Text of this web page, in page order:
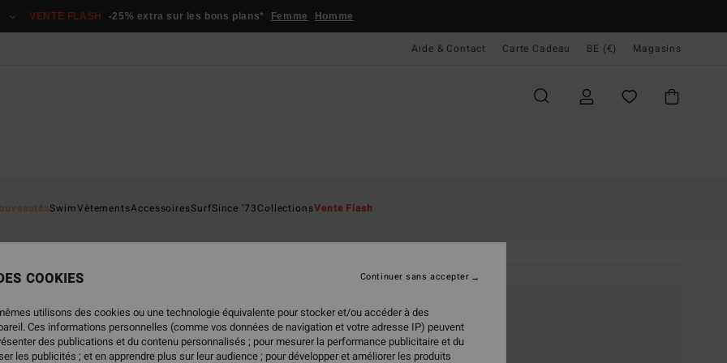
VENTE FLASH -25% extra sur les bons plans* Femme Homme
Aide & Contact Carte Cadeau BE (€) Magasins
SwimVêtementsAccessoiresSurfSince '73CollectionsVente Flash
seront bientôt de retour
COOKIES
utilisons des cookies ou une technologie équivalente pour stocker et/ou accéder à des
Ces informations personnelles (comme vos données de navigation et votre adresse IP) peuvent
des publications et du contenu personnalisés ; pour mesurer la performance publicitaire et du
les publicités ; et en apprendre plus sur leur audience ; pour développer et améliorer les produits
Continuer sans accepter